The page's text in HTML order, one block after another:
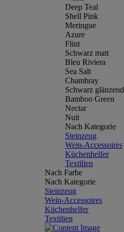
Deep Teal
Shell Pink
Meringue
Azure
Flint
Schwarz matt
Bleu Riviera
Sea Salt
Chambray
Schwarz glänzend
Bamboo Green
Nectar
Nuit
Nach Kategorie
Steinzeug
Wein-Accessoires
Küchenhelfer
Textilien
Nach Farbe
Nach Kategorie
Steinzeug
Wein-Accessoires
Küchenhelfer
Textilien